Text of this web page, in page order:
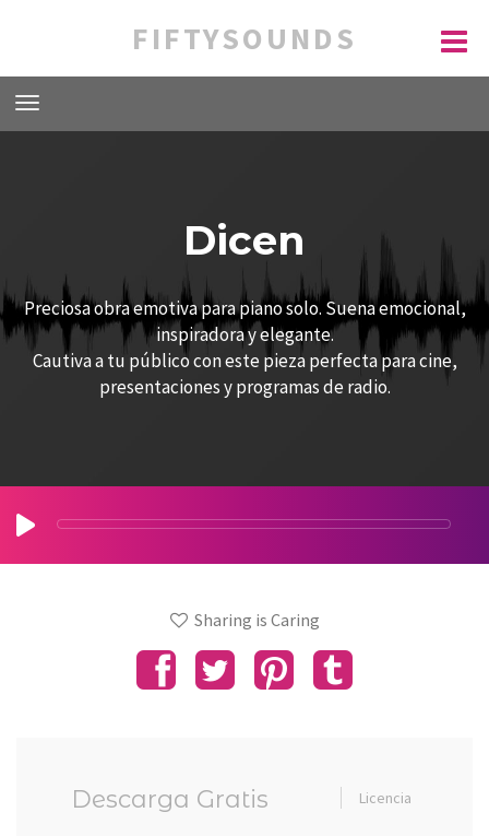
FIFTYSOUNDS
Dicen
Preciosa obra emotiva para piano solo. Suena emocional,
inspiradora y elegante.
Cautiva a tu público con este pieza perfecta para cine,
presentaciones y programas de radio.
Sharing is Caring
Descarga Gratis Licencia